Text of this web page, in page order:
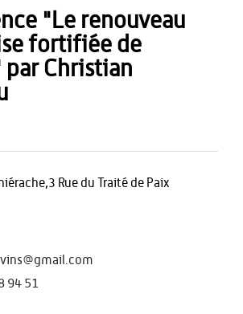
"Le renouveau
fortifiée de
par Christian
Rue du Traité de Paix
94 51